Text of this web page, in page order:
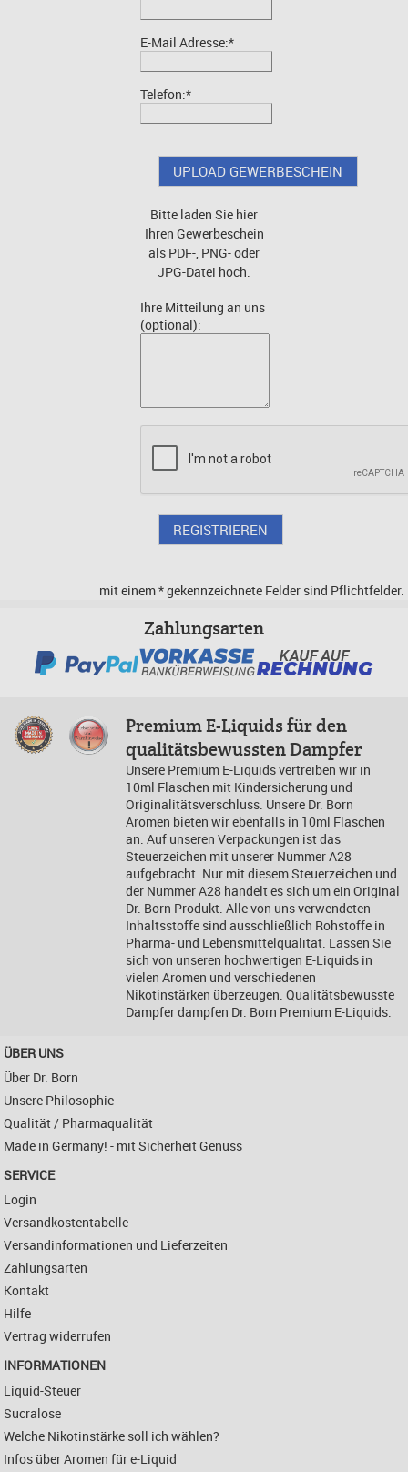
E-Mail Adresse:*
Telefon:*
Bitte laden Sie hier
Ihren Gewerbeschein
als PDF-, PNG- oder
JPG-Datei hoch.
Ihre Mitteilung an uns
(optional):
mit einem * gekennzeichnete Felder sind Pflichtfelder.
Zahlungsarten
Premium E-Liquids für den
qualitätsbewussten Dampfer
Unsere Premium E-Liquids vertreiben wir in
10ml Flaschen mit Kindersicherung und
Originalitätsverschluss. Unsere Dr. Born
Aromen bieten wir ebenfalls in 10ml Flaschen
an. Auf unseren Verpackungen ist das
Steuerzeichen mit unserer Nummer A28
aufgebracht. Nur mit diesem Steuerzeichen und
der Nummer A28 handelt es sich um ein Original
Dr. Born Produkt. Alle von uns verwendeten
Inhaltsstoffe sind ausschließlich Rohstoffe in
Pharma- und Lebensmittelqualität. Lassen Sie
sich von unseren hochwertigen E-Liquids in
vielen Aromen und verschiedenen
Nikotinstärken überzeugen. Qualitätsbewusste
Dampfer dampfen Dr. Born Premium E-Liquids.
ÜBER UNS
Über Dr. Born
Unsere Philosophie
Qualität / Pharmaqualität
Made in Germany! - mit Sicherheit Genuss
SERVICE
Login
Versandkostentabelle
Versandinformationen und Lieferzeiten
Zahlungsarten
Kontakt
Hilfe
Vertrag widerrufen
INFORMATIONEN
Liquid-Steuer
Sucralose
Welche Nikotinstärke soll ich wählen?
Infos über Aromen für e-Liquid